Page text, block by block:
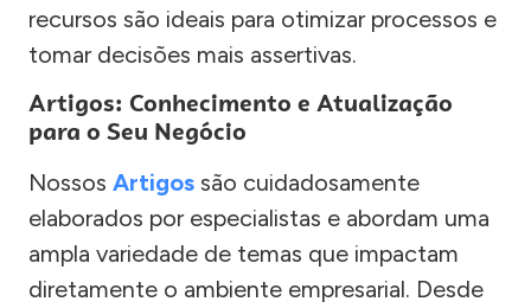
recursos são ideais para otimizar processos e
tomar decisões mais assertivas.
Artigos: Conhecimento e Atualização
para o Seu Negócio
Nossos Artigos são cuidadosamente
elaborados por especialistas e abordam uma
ampla variedade de temas que impactam
diretamente o ambiente empresarial. Desde